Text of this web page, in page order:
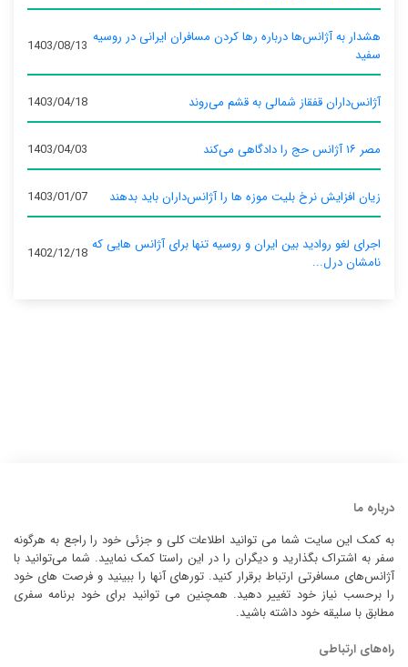
هشدار به آژانس‌ها درباره رها کردن مسافران ایرانی در روسیه
سفید
1403/08/13
آژانس‌داران قفقاز شمالی به قشم می‌روند 1403/04/18
مصر ۱۶ آژانس حج را دادگاهی می‌کند 1403/04/03
زیان افزایش نرخ بلیت موزه ها را آژانس‌داران باید بدهند 1403/01/07
اجرای لغو روادید بین ایران و روسیه تنها برای آژانس‌ هایی که
نامشان درل...
1402/12/18
درباره ما
به کمک این سایت شما می توانید اطلاعات کلی و جزئی خود را راجع به هرگونه
سفر به اشتراک بگذارید و دیگران را در این راستا کمک نمایید. شما می‌توانید با
آژانس‌های مسافرتی ارتباط برقرار کنید. تورهای آنها را ببینید و فرصت های خود
را برحسب نیاز خود تغییر دهید. همچنین می توانید برای خود برنامه سفری
مطابق با سلیقه خود داشته باشید.
راه‌های ارتباطی